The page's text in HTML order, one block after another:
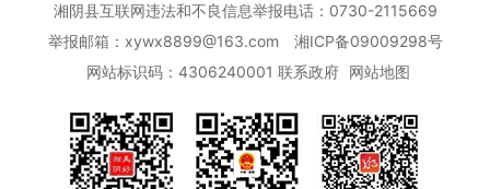
湘阴县互联网违法和不良信息举报电话：0730-2115669
举报邮箱：xywx8899@163.com
湘ICP备09009298号
网站标识码：4306240001 联系政府 网站地图